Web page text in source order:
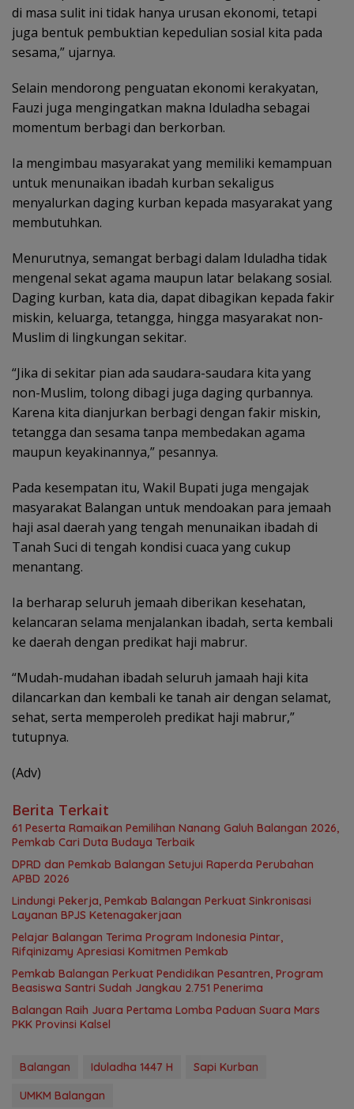
di masa sulit ini tidak hanya urusan ekonomi, tetapi
juga bentuk pembuktian kepedulian sosial kita pada
sesama,” ujarnya.
Selain mendorong penguatan ekonomi kerakyatan,
Fauzi juga mengingatkan makna Iduladha sebagai
momentum berbagi dan berkorban.
Ia mengimbau masyarakat yang memiliki kemampuan
untuk menunaikan ibadah kurban sekaligus
menyalurkan daging kurban kepada masyarakat yang
membutuhkan.
Menurutnya, semangat berbagi dalam Iduladha tidak
mengenal sekat agama maupun latar belakang sosial.
Daging kurban, kata dia, dapat dibagikan kepada fakir
miskin, keluarga, tetangga, hingga masyarakat non-
Muslim di lingkungan sekitar.
“Jika di sekitar pian ada saudara-saudara kita yang
non-Muslim, tolong dibagi juga daging qurbannya.
Karena kita dianjurkan berbagi dengan fakir miskin,
tetangga dan sesama tanpa membedakan agama
maupun keyakinannya,” pesannya.
Pada kesempatan itu, Wakil Bupati juga mengajak
masyarakat Balangan untuk mendoakan para jemaah
haji asal daerah yang tengah menunaikan ibadah di
Tanah Suci di tengah kondisi cuaca yang cukup
menantang.
Ia berharap seluruh jemaah diberikan kesehatan,
kelancaran selama menjalankan ibadah, serta kembali
ke daerah dengan predikat haji mabrur.
“Mudah-mudahan ibadah seluruh jamaah haji kita
dilancarkan dan kembali ke tanah air dengan selamat,
sehat, serta memperoleh predikat haji mabrur,”
tutupnya.
(Adv)
Berita Terkait
61 Peserta Ramaikan Pemilihan Nanang Galuh Balangan 2026,
Pemkab Cari Duta Budaya Terbaik
DPRD dan Pemkab Balangan Setujui Raperda Perubahan
APBD 2026
Lindungi Pekerja, Pemkab Balangan Perkuat Sinkronisasi
Layanan BPJS Ketenagakerjaan
Pelajar Balangan Terima Program Indonesia Pintar,
Rifqinizamy Apresiasi Komitmen Pemkab
Pemkab Balangan Perkuat Pendidikan Pesantren, Program
Beasiswa Santri Sudah Jangkau 2.751 Penerima
Balangan Raih Juara Pertama Lomba Paduan Suara Mars
PKK Provinsi Kalsel
Balangan Iduladha 1447 H
Sapi Kurban
UMKM Balangan